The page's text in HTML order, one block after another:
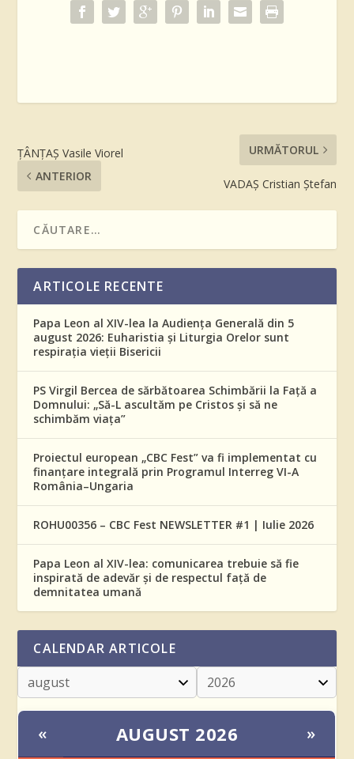
ŢÂNŢAŞ Vasile Viorel
ANTERIOR
URMĂTORUL
VADAȘ Cristian Ștefan
ARTICOLE RECENTE
Papa Leon al XIV-lea la Audiența Generală din 5
august 2026: Euharistia și Liturgia Orelor sunt
respirația vieții Bisericii
PS Virgil Bercea de sărbătoarea Schimbării la Față a
Domnului: „Să-L ascultăm pe Cristos și să ne
schimbăm viața”
Proiectul european „CBC Fest” va fi implementat cu
finanțare integrală prin Programul Interreg VI-A
România–Ungaria
ROHU00356 – CBC Fest NEWSLETTER #1 | Iulie 2026
Papa Leon al XIV-lea: comunicarea trebuie să fie
inspirată de adevăr și de respectul față de
demnitatea umană
CALENDAR ARTICOLE
« AUGUST 2026 »